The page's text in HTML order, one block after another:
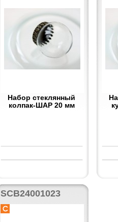
Набор стеклянный
колпак-ШАР 20 мм
SCB24001023